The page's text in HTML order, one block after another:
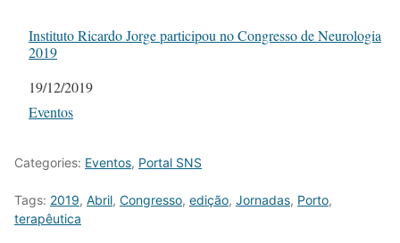
Instituto Ricardo Jorge participou no Congresso de Neurologia
2019
Date
19/12/2019
In relation to
Eventos
Categories: Eventos, Portal SNS
Tags: 2019, Abril, Congresso, edição, Jornadas, Porto,
terapêutica